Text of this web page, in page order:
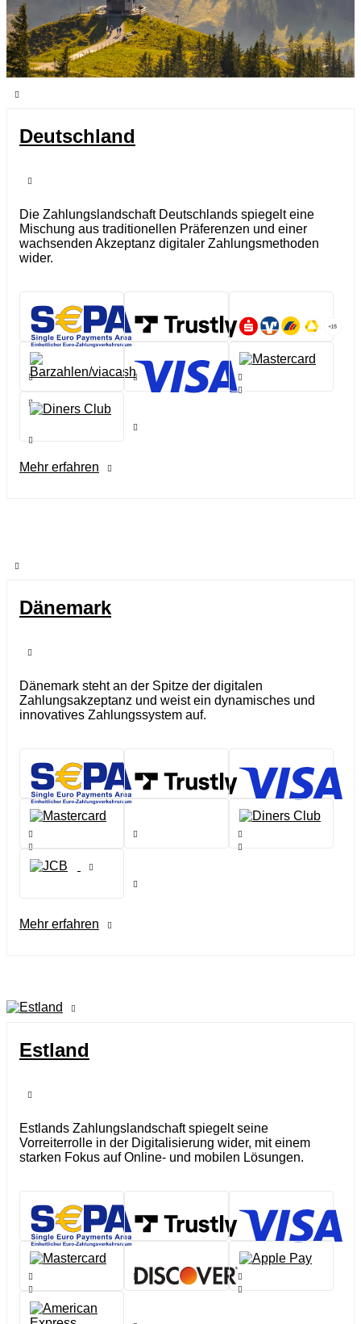
Deutschland
Die Zahlungslandschaft Deutschlands spiegelt eine
Mischung aus traditionellen Präferenzen und einer
wachsenden Akzeptanz digitaler Zahlungsmethoden
wider.
Mehr erfahren
Dänemark
Dänemark steht an der Spitze der digitalen
Zahlungsakzeptanz und weist ein dynamisches und
innovatives Zahlungssystem auf.
Mehr erfahren
Estland
Estlands Zahlungslandschaft spiegelt seine
Vorreiterrolle in der Digitalisierung wider, mit einem
starken Fokus auf Online- und mobilen Lösungen.